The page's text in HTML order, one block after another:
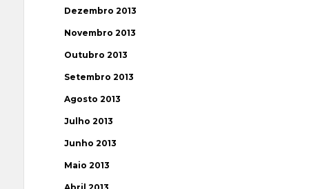
Dezembro 2013
Novembro 2013
Outubro 2013
Setembro 2013
Agosto 2013
Julho 2013
Junho 2013
Maio 2013